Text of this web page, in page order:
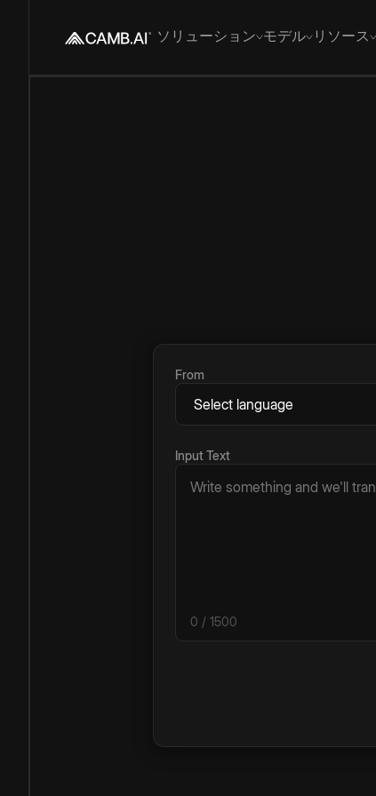
ソリューション モデル リソース
From
Input Text
0 / 1500